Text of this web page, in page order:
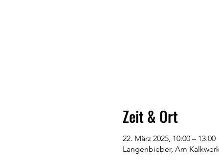
Zeit & Ort
22. März 2025, 10:00 – 13:00
Langenbieber, Am